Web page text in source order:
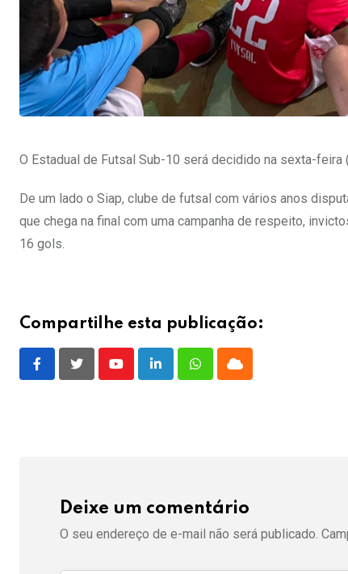
O Estadual de Futsal Sub-10 será decidido na sexta-
De um lado o Siap, clube de futsal com vários anos
que chega na final com uma campanha de respeito,
16 gols.
Compartilhe esta publicação:
YoutubeLinkedInWhatsappCloud
Deixe um comentário
O seu endereço de e-mail não será publicado.